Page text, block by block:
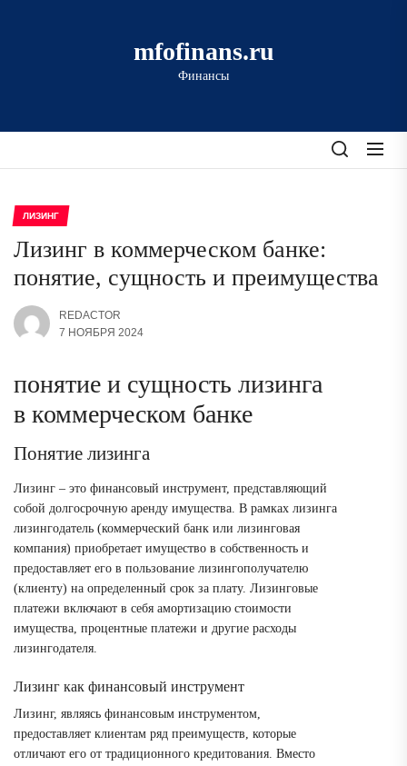
mfofinans.ru
Финансы
ЛИЗИНГ
Лизинг в коммерческом банке:
понятие, сущность и преимущества
REDACTOR
7 НОЯБРЯ 2024
понятие и сущность лизинга
в коммерческом банке
Понятие лизинга
Лизинг – это финансовый инструмент, представляющий
собой долгосрочную аренду имущества. В рамках лизинга
лизингодатель (коммерческий банк или лизинговая
компания) приобретает имущество в собственность и
предоставляет его в пользование лизингополучателю
(клиенту) на определенный срок за плату. Лизинговые
платежи включают в себя амортизацию стоимости
имущества, процентные платежи и другие расходы
лизингодателя.
Лизинг как финансовый инструмент
Лизинг, являясь финансовым инструментом,
предоставляет клиентам ряд преимуществ, которые
отличают его от традиционного кредитования. Вместо